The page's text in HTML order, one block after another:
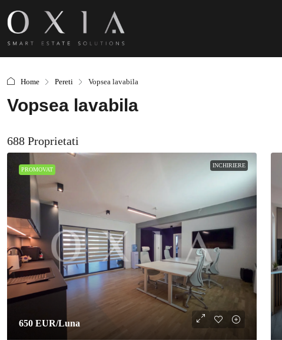
Home Pereti Vopsea lavabila
Vopsea lavabila
688 Proprietati
PROMOVAT
INCHIRIERE
650 EUR/Luna